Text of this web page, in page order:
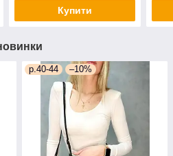
Купити
р.40-44 –10%